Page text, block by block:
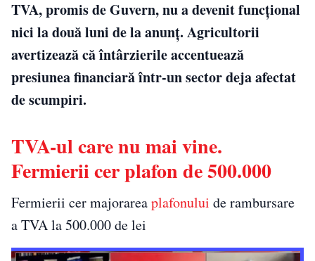
TVA, promis de Guvern, nu a devenit funcțional
nici la două luni de la anunț. Agricultorii
avertizează că întârzierile accentuează
presiunea financiară într-un sector deja afectat
de scumpiri.
TVA-ul care nu mai vine.
Fermierii cer plafon de 500.000
Fermierii cer majorareaplafonului de rambursare
a TVA la 500.000 de lei